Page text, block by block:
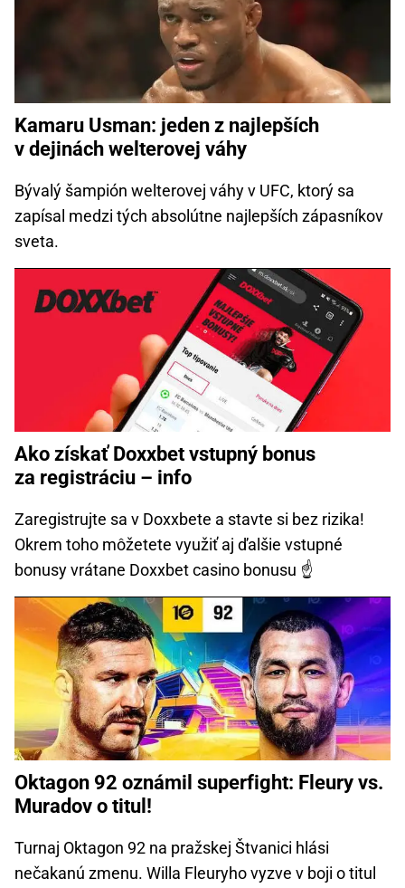
Kamaru Usman: jeden z najlepších
v dejinách welterovej váhy
Bývalý šampión welterovej váhy v UFC, ktorý sa
zapísal medzi tých absolútne najlepších zápasníkov
sveta.
Ako získať Doxxbet vstupný bonus
za registráciu – info
Zaregistrujte sa v Doxxbete a stavte si bez rizika!
Okrem toho môžetete využiť aj ďalšie vstupné
bonusy vrátane Doxxbet casino bonusu ☝
Oktagon 92 oznámil superfight: Fleury vs.
Muradov o titul!
Turnaj Oktagon 92 na pražskej Štvanici hlási
nečakanú zmenu. Willa Fleuryho vyzve v boji o titul